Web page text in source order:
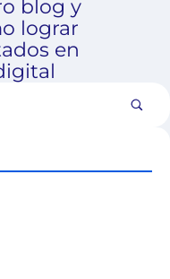
blog y
lograr
en